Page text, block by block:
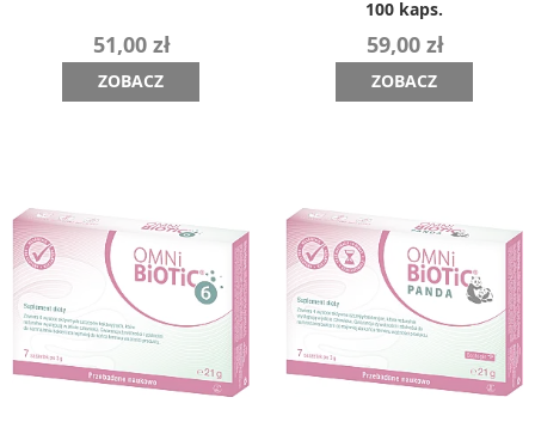
51,00 zł
ZOBACZ
100 kaps.
59,00 zł
ZOBACZ